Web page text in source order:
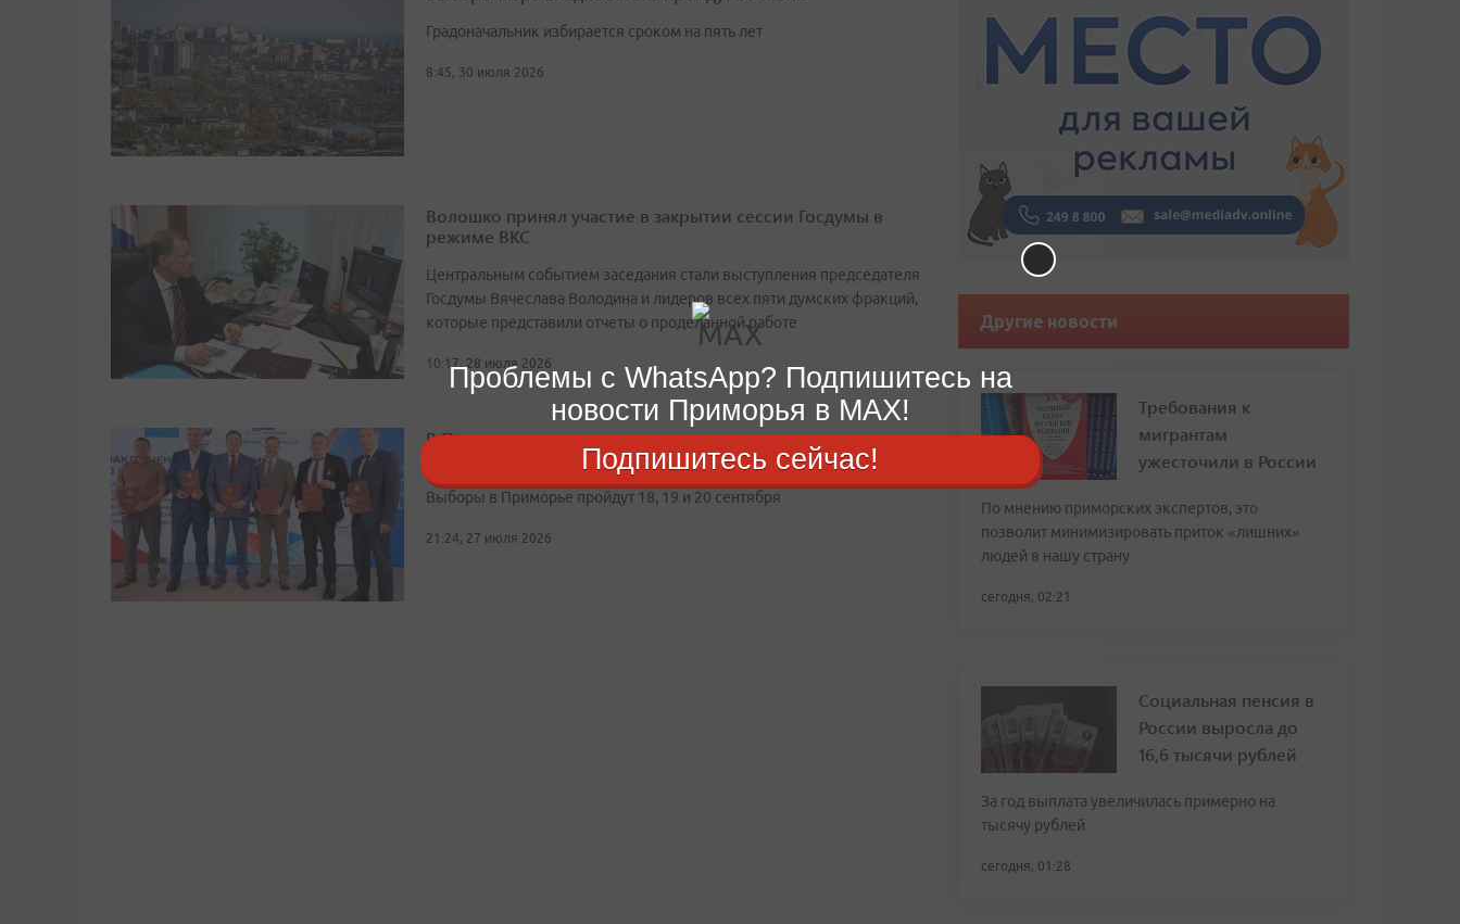
Градоначальник избирается сроком на пять лет
8:45, 30 июля 2026
Волошко принял участие в закрытии сессии Госдумы в
режиме ВКС
Центральным событием заседания стали выступления председателя
Госдумы Вячеслава Володина и лидеров всех пяти думских фракций,
которые представили отчеты о проделанной работе
10:17, 28 июля 2026
В Приморье подписано соглашение о сотрудничестве по
наблюдению за выборами
Выборы в Приморье пройдут 18, 19 и 20 сентября
21:24, 27 июля 2026
Другие новости
Требования к
мигрантам
ужесточили в России
По мнению приморских экспертов, это
позволит минимизировать приток «лишних»
людей в нашу страну
сегодня, 02:21
Социальная пенсия в
России выросла до
16,6 тысячи рублей
За год выплата увеличилась примерно на
тысячу рублей
сегодня, 01:28
Проблемы с WhatsApp? Подпишитесь на
новости Приморья в MAX!
Подпишитесь сейчас!